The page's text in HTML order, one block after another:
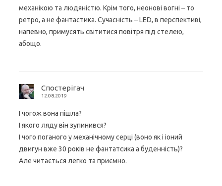
механікою та людяністю. Крім того, неонові вогні – то
ретро, а не фантастика. Сучасність – LED, в перспективі,
напевно, примусять світитися повітря під стелею,
абощо.
Спостерігач
12.08.2019
І чогож вона пішла?
І якого ляду він зупинився?
І чого поганого у механічному серці (воно як і іоний
двигун вже 30 років не фантатсика а буденність)?
Але читається легко та приємно.